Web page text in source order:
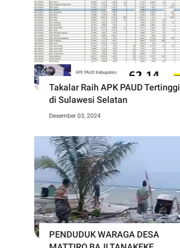
Takalar Raih APK PAUD Tertinggi
di Sulawesi Selatan
Desember 03, 2024
PENDUDUK WARAGA DESA